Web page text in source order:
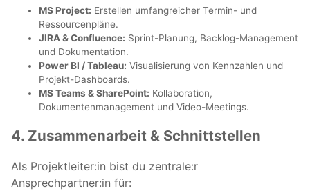
MS Project: Erstellen umfangreicher Termin- und
Ressourcenpläne.
JIRA & Confluence: Sprint-Planung, Backlog-Management
und Dokumentation.
Power BI / Tableau: Visualisierung von Kennzahlen und
Projekt-Dashboards.
MS Teams & SharePoint: Kollaboration,
Dokumentenmanagement und Video-Meetings.
4. Zusammenarbeit & Schnittstellen
Als Projektleiter:in bist du zentrale:r
Ansprechpartner:in für: